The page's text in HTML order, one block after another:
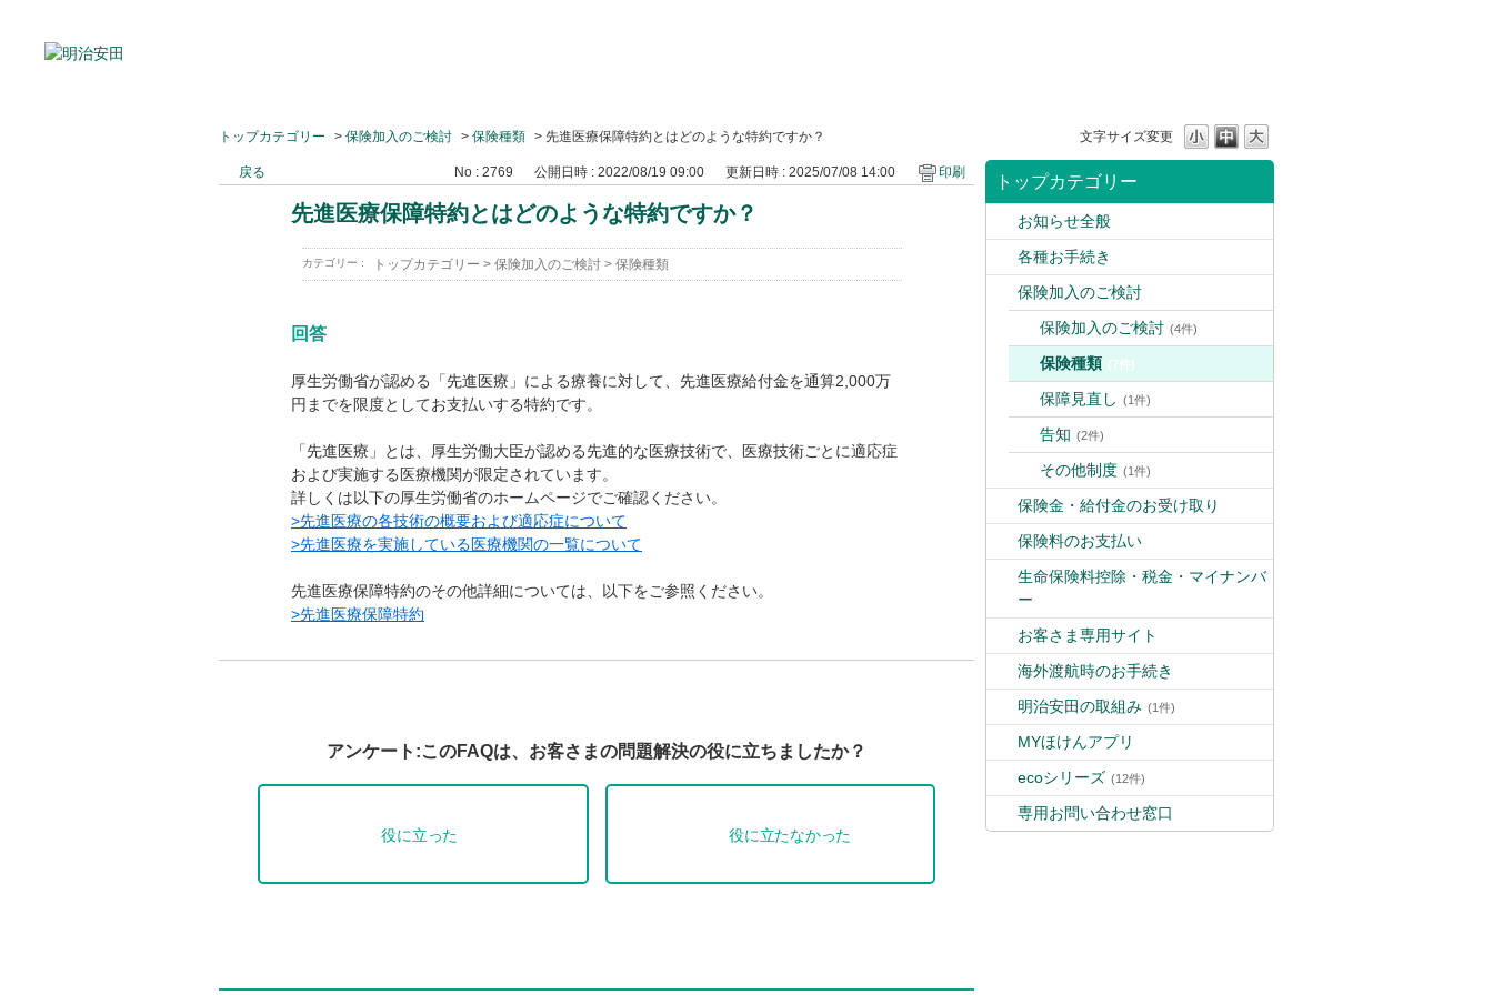
文字サイズ変更
トップカテゴリー > 保険加入のご検討 > 保険種類 > 先進医療保障特約とはどのような特約ですか？
トップカテゴリー
お知らせ全般
各種お手続き
保険加入のご検討
保険加入のご検討 (4件)
保険種類 (7件)
保障見直し (1件)
告知 (2件)
その他制度 (1件)
保険金・給付金のお受け取り
保険料のお支払い
生命保険料控除・税金・マイナンバ
ー
お客さま専用サイト
海外渡航時のお手続き
明治安田の取組み (1件)
MYほけんアプリ
ecoシリーズ (12件)
専用お問い合わせ窓口
戻る No : 2769 公開日時 : 2022/08/19 09:00 更新日時 : 2025/07/08 14:00 印刷
先進医療保障特約とはどのような特約ですか？
カテゴリー : トップカテゴリー > 保険加入のご検討 > 保険種類
回答
厚生労働省が認める「先進医療」による療養に対して、先進医療給付金を通算2,000万
円までを限度としてお支払いする特約です。
「先進医療」とは、厚生労働大臣が認める先進的な医療技術で、医療技術ごとに適応症
および実施する医療機関が限定されています。
詳しくは以下の厚生労働省のホームページでご確認ください。
>先進医療の各技術の概要および適応症について
>先進医療を実施している医療機関の一覧について
先進医療保障特約のその他詳細については、以下をご参照ください。
>先進医療保障特約
アンケート:このFAQは、お客さまの問題解決の役に立ちましたか？
役に立った 役に立たなかった